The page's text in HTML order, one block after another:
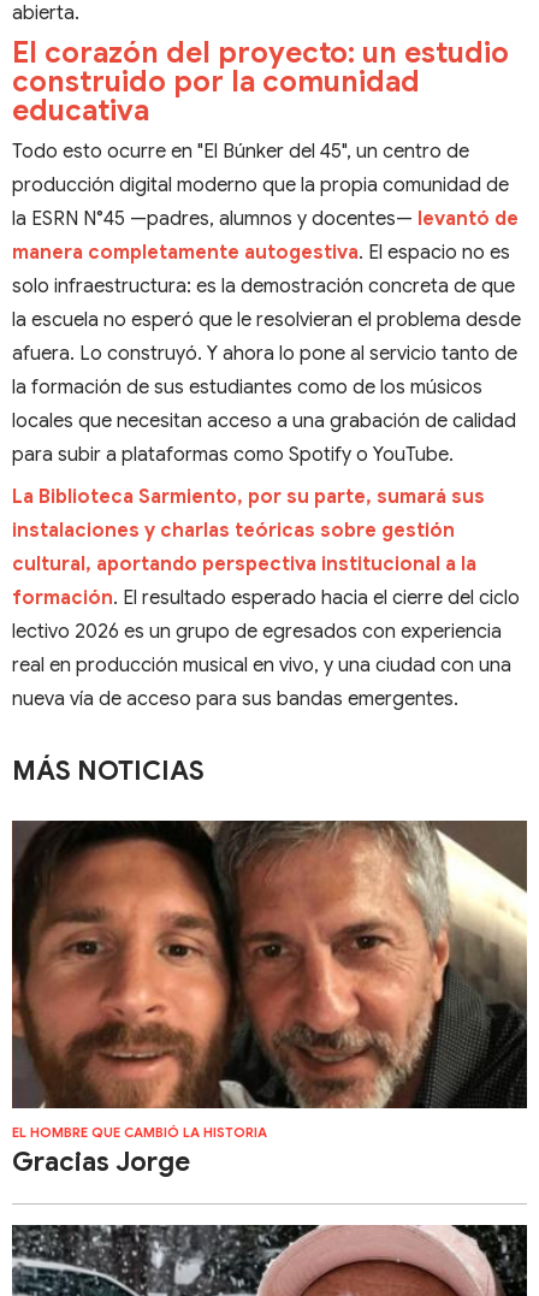
abierta.
El corazón del proyecto: un estudio
construido por la comunidad
educativa
Todo esto ocurre en "El Búnker del 45", un centro de
producción digital moderno que la propia comunidad de
la ESRN N°45 —padres, alumnos y docentes— levantó de
manera completamente autogestiva. El espacio no es
solo infraestructura: es la demostración concreta de que
la escuela no esperó que le resolvieran el problema desde
afuera. Lo construyó. Y ahora lo pone al servicio tanto de
la formación de sus estudiantes como de los músicos
locales que necesitan acceso a una grabación de calidad
para subir a plataformas como Spotify o YouTube.
La Biblioteca Sarmiento, por su parte, sumará sus
instalaciones y charlas teóricas sobre gestión
cultural, aportando perspectiva institucional a la
formación. El resultado esperado hacia el cierre del ciclo
lectivo 2026 es un grupo de egresados con experiencia
real en producción musical en vivo, y una ciudad con una
nueva vía de acceso para sus bandas emergentes.
MÁS NOTICIAS
EL HOMBRE QUE CAMBIÓ LA HISTORIA
Gracias Jorge